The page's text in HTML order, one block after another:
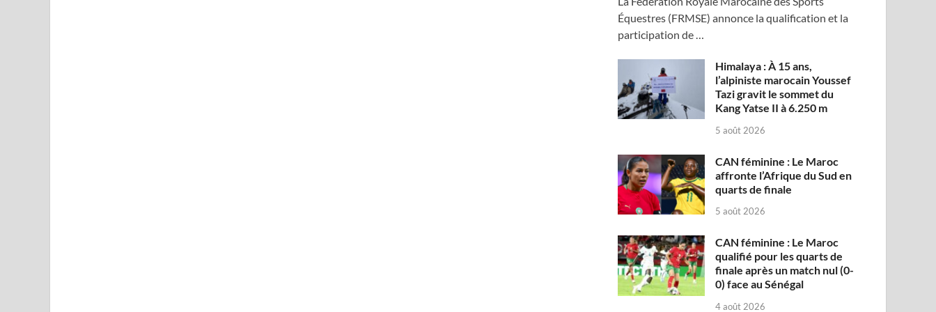
Équestres (FRMSE) annonce la qualification et la
participation de …
Himalaya : À 15 ans,
l’alpiniste marocain Youssef
Tazi gravit le sommet du
Kang Yatse II à 6.250 m
5 août 2026
CAN féminine : Le Maroc
affronte l’Afrique du Sud en
quarts de finale
5 août 2026
CAN féminine : Le Maroc
qualifié pour les quarts de
finale après un match nul (0-
0) face au Sénégal
4 août 2026